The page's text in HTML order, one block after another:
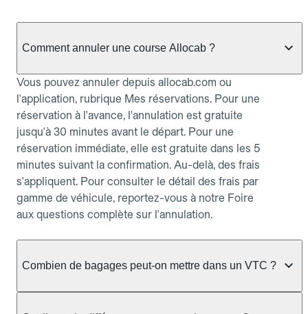
Comment annuler une course Allocab ?
Vous pouvez annuler depuis allocab.com ou
l'application, rubrique Mes réservations. Pour une
réservation à l'avance, l'annulation est gratuite
jusqu'à 30 minutes avant le départ. Pour une
réservation immédiate, elle est gratuite dans les 5
minutes suivant la confirmation. Au-delà, des frais
s'appliquent. Pour consulter le détail des frais par
gamme de véhicule, reportez-vous à notre Foire
aux questions complète sur l'annulation.
Combien de bagages peut-on mettre dans un VTC ?